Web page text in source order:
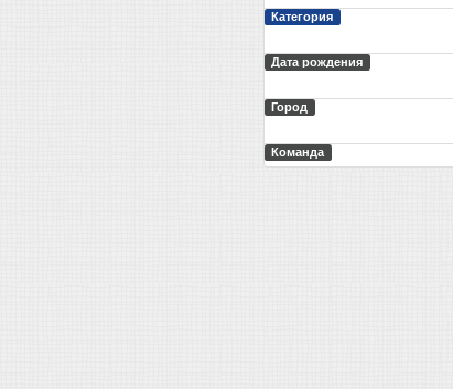
Категория
Дата рождения
Город
Команда